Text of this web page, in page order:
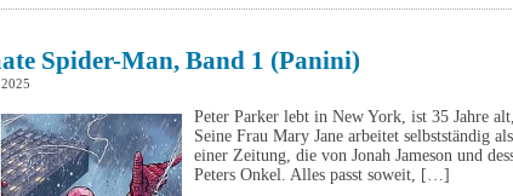
Spider-Man, Band 1 (Panini)
Peter Parker lebt in New York, ist 35 Jahre
Seine Frau Mary Jane arbeitet selbstständig
einer Zeitung, die von Jonah Jameson und
Peters Onkel. Alles passt soweit, […]